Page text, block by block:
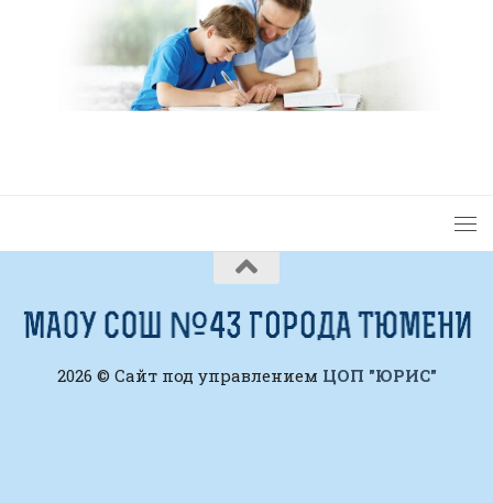
2026 © Сайт под управлением ЦОП "ЮРИС"